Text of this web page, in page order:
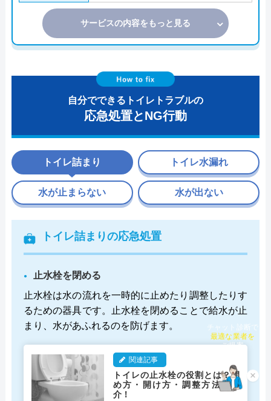
サービスの内容をもっと見る
自分でできるトイレトラブルの
応急処置とNG行動
トイレ詰まり
トイレ詰まりの応急処置
止水栓を閉める
止水栓は水の流れを一時的に止めたり調整したりす
るための器具です。止水栓を閉めることで給水が止
まり、水があふれるのを防げます。
関連記事
トイレの止水栓の役割とは？閉
め方・開け方・調整方法を紹
介！
トイレ水漏れ
水が止まらない 水が出ない
×
チャット診断で
最適な業者を